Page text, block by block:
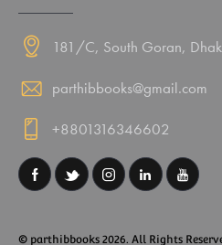
181/C, South Goran,
parthibbooks@gmail.com
+8801316346602
© parthibbooks 2026. All Rights